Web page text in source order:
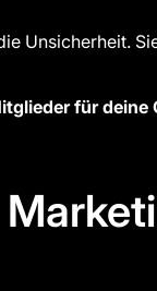
Unsicherheit.
für deine